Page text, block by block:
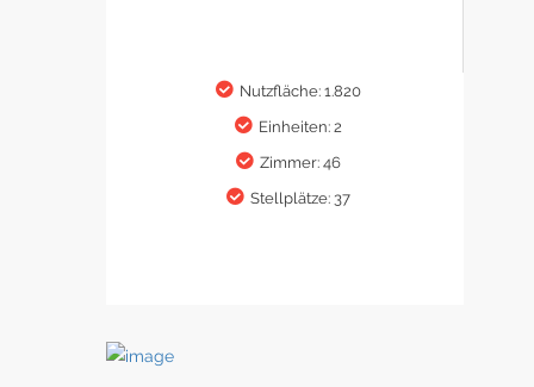
Nutzfläche: 1.820
Einheiten: 2
Zimmer: 46
Stellplätze: 37